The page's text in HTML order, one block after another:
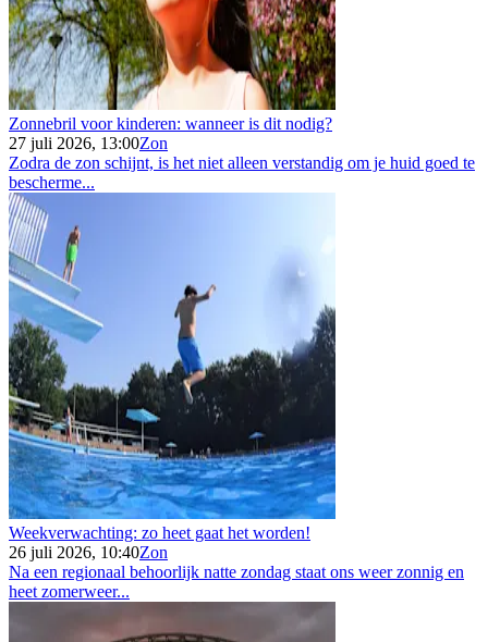
Zonnebril voor kinderen: wanneer is dit nodig?
27 juli 2026, 13:00Zon
Zodra de zon schijnt, is het niet alleen verstandig om je huid goed te
bescherme...
Weekverwachting: zo heet gaat het worden!
26 juli 2026, 10:40Zon
Na een regionaal behoorlijk natte zondag staat ons weer zonnig en
heet zomerweer...